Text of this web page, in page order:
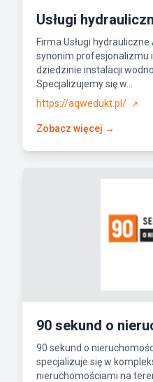
Usługi
Firma Usługi
synonim profesjonalizmu
dziedzinie instalacji
Specjalizujemy się w...
https://aqwedukt.pl/
↗
Zobacz więcej →
90 sekund o
90 sekund o
specjalizuje się w
nieruchomościami na